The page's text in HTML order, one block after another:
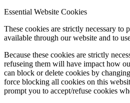
Essential Website Cookies
These cookies are strictly necessary to
available through our website and to
Because these cookies are strictly
refuseing them will have impact how
can block or delete cookies by
force blocking all cookies on this
prompt you to accept/refuse cookies